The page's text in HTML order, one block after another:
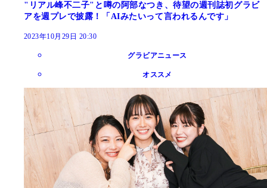
"リアル峰不二子"と噂の阿部なつき、待望の週刊誌初グラビ
アを週プレで披露！「AIみたいって言われるんです」
2023年10月29日 20:30
グラビアニュース
オススメ